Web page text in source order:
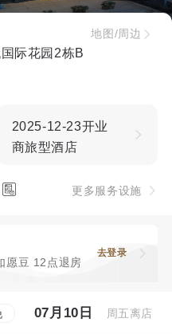
际花园2栋B
地图/周边
2025-12-23开业
商旅型酒店
 更多服务设施
愿豆 12点退房
去登录
07月10日 周五离店